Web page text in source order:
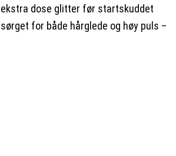
dose glitter før startskuddet
for både hårglede og høy puls –